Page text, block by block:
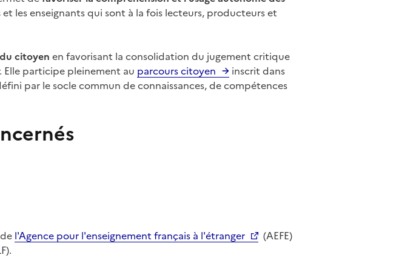
et les enseignants qui sont à la fois lecteurs, producteurs et
citoyen en favorisant la consolidation du jugement critique
Elle participe pleinement au parcours citoyen
inscrit dans
par le socle commun de connaissances, de compétences
l'Agence pour l'enseignement français à l'étranger
(AEFE)